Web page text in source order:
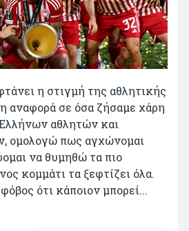
η στιγμή της αθλητικής
αναφορά σε όσα ζήσαμε χάρη
αθλητών και
ομολογώ πως αγχώνομαι
να θυμηθώ τα πιο
κομμάτι τα ξεφτίζει όλα.
ότι κάποιον μπορεί...